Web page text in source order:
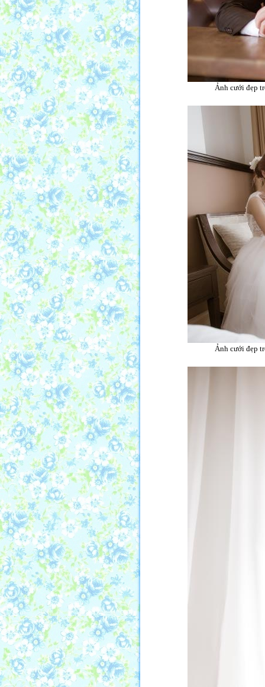
Ảnh cưới đẹp
Ảnh cưới đẹp